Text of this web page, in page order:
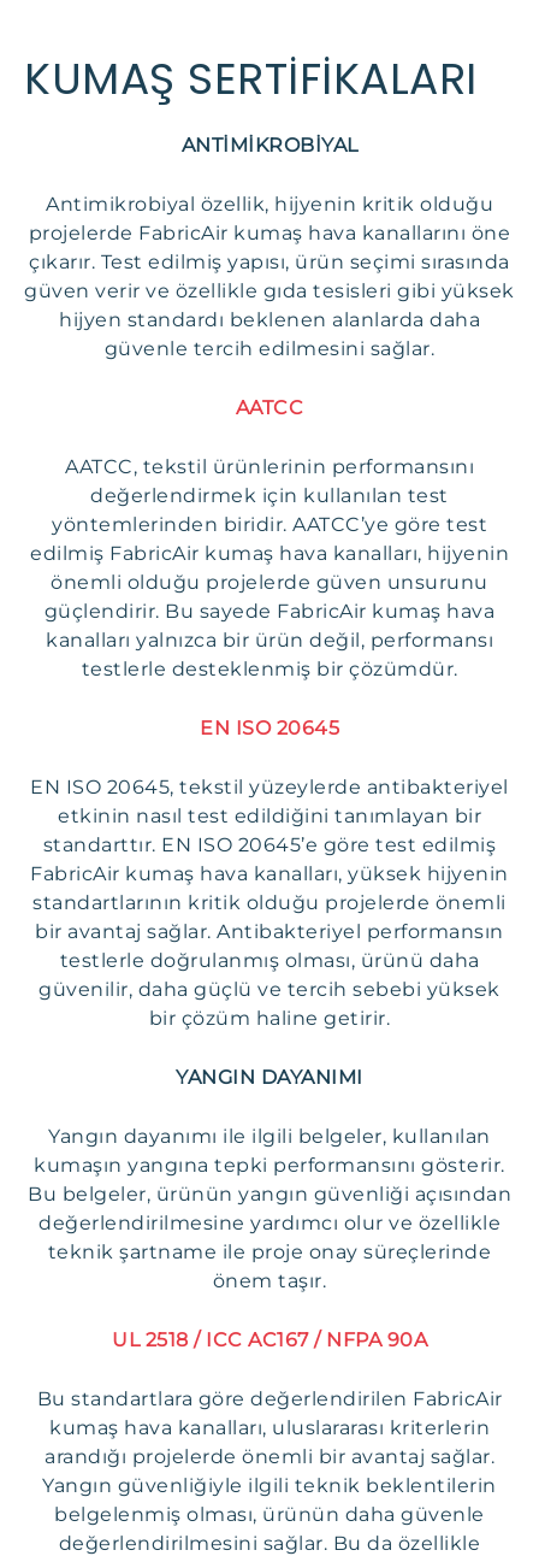
KUMAŞ SERTİFİKALARI
ANTİMİKROBİYAL
Antimikrobiyal özellik, hijyenin kritik olduğu
projelerde FabricAir kumaş hava kanallarını öne
çıkarır. Test edilmiş yapısı, ürün seçimi sırasında
güven verir ve özellikle gıda tesisleri gibi yüksek
hijyen standardı beklenen alanlarda daha
güvenle tercih edilmesini sağlar.
AATCC
AATCC, tekstil ürünlerinin performansını
değerlendirmek için kullanılan test
yöntemlerinden biridir. AATCC’ye göre test
edilmiş FabricAir kumaş hava kanalları, hijyenin
önemli olduğu projelerde güven unsurunu
güçlendirir. Bu sayede FabricAir kumaş hava
kanalları yalnızca bir ürün değil, performansı
testlerle desteklenmiş bir çözümdür.
EN ISO 20645
EN ISO 20645, tekstil yüzeylerde antibakteriyel
etkinin nasıl test edildiğini tanımlayan bir
standarttır. EN ISO 20645’e göre test edilmiş
FabricAir kumaş hava kanalları, yüksek hijyenin
standartlarının kritik olduğu projelerde önemli
bir avantaj sağlar. Antibakteriyel performansın
testlerle doğrulanmış olması, ürünü daha
güvenilir, daha güçlü ve tercih sebebi yüksek
bir çözüm haline getirir.
YANGIN DAYANIMI
Yangın dayanımı ile ilgili belgeler, kullanılan
kumaşın yangına tepki performansını gösterir.
Bu belgeler, ürünün yangın güvenliği açısından
değerlendirilmesine yardımcı olur ve özellikle
teknik şartname ile proje onay süreçlerinde
önem taşır.
UL 2518 / ICC AC167 / NFPA 90A
Bu standartlara göre değerlendirilen FabricAir
kumaş hava kanalları, uluslararası kriterlerin
arandığı projelerde önemli bir avantaj sağlar.
Yangın güvenliğiyle ilgili teknik beklentilerin
belgelenmiş olması, ürünün daha güvenle
değerlendirilmesini sağlar. Bu da özellikle